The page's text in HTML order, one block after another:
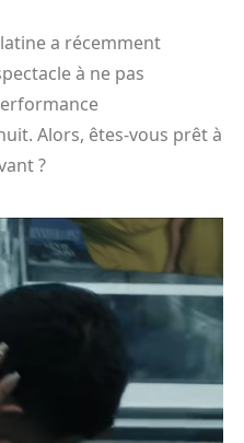
a récemment
à ne pas
Alors, êtes-vous prêt à
?